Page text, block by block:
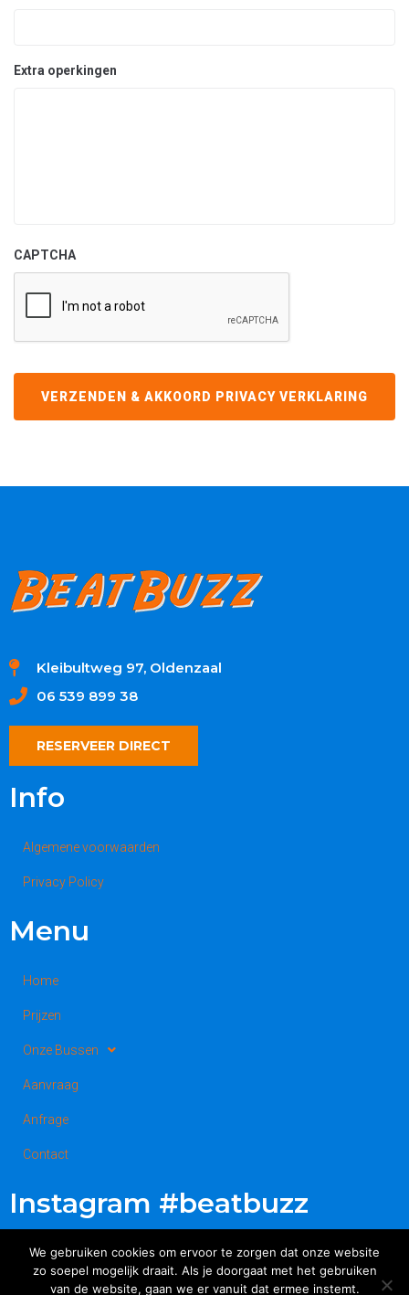
Extra operkingen
CAPTCHA
Kleibultweg 97, Oldenzaal
06 539 899 38
RESERVEER DIRECT
Info
Algemene voorwaarden
Privacy Policy
Menu
Home
Prijzen
Onze Bussen
Aanvraag
Anfrage
Contact
Instagram #beatbuzz
We gebruiken cookies om ervoor te zorgen dat onze website
zo soepel mogelijk draait. Als je doorgaat met het gebruiken
van de website, gaan we er vanuit dat ermee instemt.